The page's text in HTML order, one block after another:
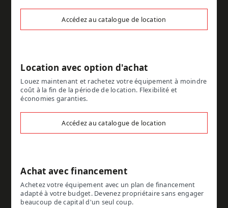
Accédez au catalogue de location
Location avec option d'achat
Louez maintenant et rachetez votre équipement à moindre
coût à la fin de la période de location. Flexibilité et
économies garanties.
Accédez au catalogue de location
Achat avec financement
Achetez votre équipement avec un plan de financement
adapté à votre budget. Devenez propriétaire sans engager
beaucoup de capital d'un seul coup.